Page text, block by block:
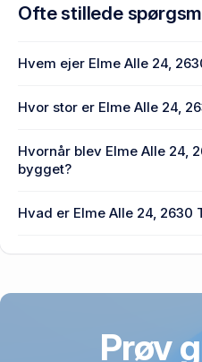
Ofte stillede
Hvem ejer Elme Alle 24,
Hvor stor er Elme Alle 24,
2630 Taastrup.
Hvornår blev Elme Alle 24,
bygget?
Hvad er Elme Alle 24, 2630
Prøv